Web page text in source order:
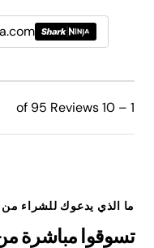
1 – 10 of 95 Reviews
ما الذي يدعوك للشراء من
تسوقوا مباشرة من